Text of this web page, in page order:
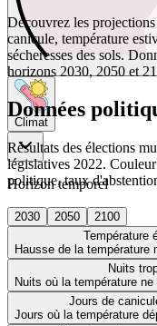
Climat
Horizon temporel
2030 2050
2100
Température
Hausse de la température
Nuits
Nuits où la température
Jours de
Jours où la température
Découvrez les
canicule, température
sécheresses des sols.
horizons 2030, 2050 et
Données
Résultats des élections
législatives 2022.
politique, taux